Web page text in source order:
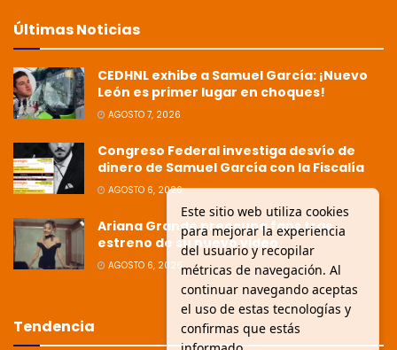
Últimas Noticias
CEDHNL exhibe a Samuel García: ¡Nuevo
León es primer lugar en choques!
AGOSTO 7, 2026
Congreso Federal investiga desvío de
dinero de Samuel García con la Fiscalía
AGOSTO 6, 2026
Ariana Grande preocupa fans tras
estreno de su nuevo video
AGOSTO 6, 2026
Tendencia
Este sitio web utiliza cookies
para mejorar la experiencia
del usuario y recopilar
métricas de navegación. Al
continuar navegando aceptas
el uso de estas tecnologías y
confirmas que estás